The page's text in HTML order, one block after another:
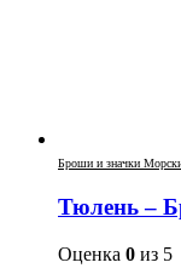
Броши и значки
Тюлень –
Оценка 0 из 5